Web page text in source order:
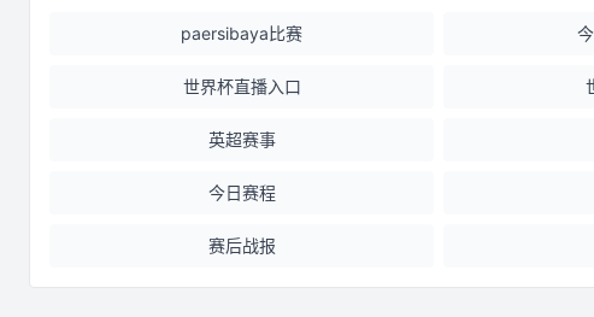
paersibaya比赛
世界杯直播入口
英超赛事
今日赛程
赛后战报